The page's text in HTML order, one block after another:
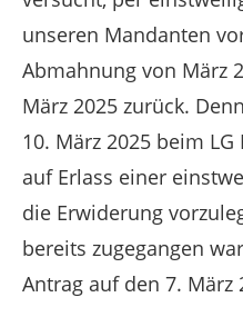
unseren Mandanten
Abmahnung von März
März 2025 zurück.
10. März 2025 beim
auf Erlass einer
die Erwiderung
bereits zugegangen
Antrag auf den 7. März